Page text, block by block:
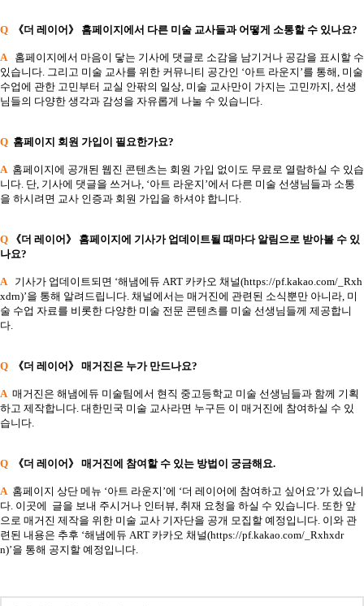
Q 《더 레이어》 홈페이지에서 다른 미술 교사들과 어떻게 소통할 수 있나요?
A 홈페이지에서 마음이 닿는 기사에 댓글로 소감을 남기거나 공감을 표시할 수
있습니다. 그리고 미술 교사를 위한 커뮤니티 공간인 ‘아트 라운지’를 통해, 미술
수업에 관한 고민부터 교실 안팎의 일상, 미술 교사만이 가지는 고민까지, 선생
님들의 다양한 생각과 감성을 자유롭게 나눌 수 있습니다.
Q 홈페이지 회원 가입이 필요한가요?
A홈페이지에 공개된 웹진 콘텐츠는 회원 가입 없이도 무료로 열람하실 수 있습
니다. 단, 기사에 댓글을 쓰거나, ‘아트 라운지’에서 다른 미술 선생님들과 소통
을 하시려면 교사 인증과 회원 가입을 하셔야 합니다.
Q 《더 레이어》 홈페이지에 기사가 업데이트될 때마다 알림으로 받아볼 수 있
나요?
A 기사가 업데이트되면 ‘해냄에듀 ART 카카오 채널(https://pf.kakao.com/_Rxh
xdrn)’을 통해 알려드립니다. 채널에서는 매거진에 관련된 소식뿐만 아니라, 미
술 수업 자료를 비롯한 다양한 미술 전문 콘텐츠를 미술 선생님들께 제공합니
다.
Q 《더 레이어》 매거진은 누가 만드나요?
A매거진은 해냄에듀 미술팀에서 현직 중고등학교 미술 선생님들과 함께 기획
하고 제작합니다. 대한민국 미술 교사라면 누구든 이 매거진에 참여하실 수 있
습니다.
Q 《더 레이어》 매거진에 참여할 수 있는 방법이 궁금해요.
A 홈페이지 상단 메뉴 ‘아트 라운지’에 ‘더 레이어에 참여하고 싶어요’가 있습니
다. 이곳에 글을 보내 주시거나 인터뷰, 취재 요청을 하실 수 있습니다. 또한 앞
으로 매거진 제작을 위한 미술 교사 기자단을 공개 모집할 예정입니다. 이와 관
련된 내용은 추후 ‘해냄에듀 ART 카카오 채널(https://pf.kakao.com/_Rxhxdr
n)’을 통해 공지할 예정입니다.